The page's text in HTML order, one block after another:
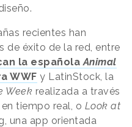
recientes han
de éxito de la red, entre
la española Animal
WWF y LatinStock, la
Week realizada a través
tiempo real, o Look at
una app orientada